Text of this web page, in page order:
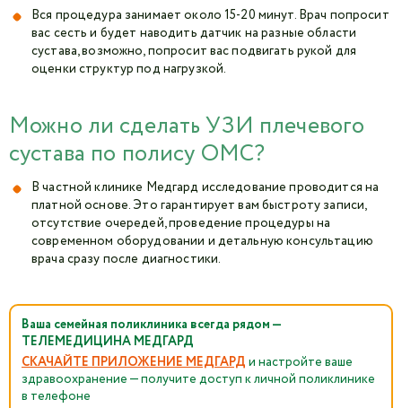
Вся процедура занимает около 15-20 минут. Врач попросит
вас сесть и будет наводить датчик на разные области
сустава, возможно, попросит вас подвигать рукой для
оценки структур под нагрузкой.
Можно ли сделать УЗИ плечевого
сустава по полису ОМС?
В частной клинике Медгард исследование проводится на
платной основе. Это гарантирует вам быстроту записи,
отсутствие очередей, проведение процедуры на
современном оборудовании и детальную консультацию
врача сразу после диагностики.
Ваша семейная поликлиника всегда рядом —
ТЕЛЕМЕДИЦИНА МЕДГАРД
СКАЧАЙТЕ ПРИЛОЖЕНИЕ МЕДГАРД и настройте ваше
здравоохранение — получите доступ к личной поликлинике
в телефоне